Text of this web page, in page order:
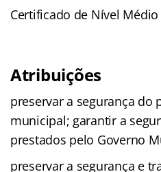
Certificado de Nível
Atribuições
preservar a segurança
municipal; garantir a
prestados pelo Governo
preservar a segurança e